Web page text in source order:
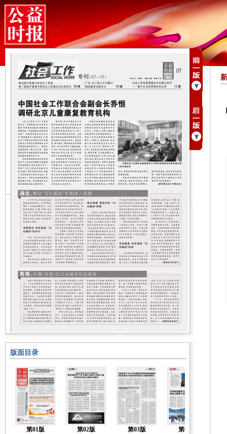
版面目录
第01版
第02版
第03版
第04版